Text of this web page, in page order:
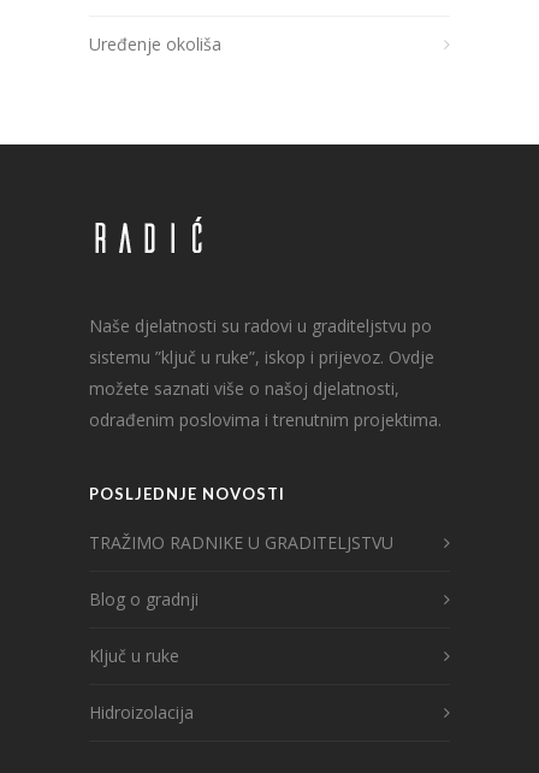
Uređenje okoliša
Naše djelatnosti su radovi u graditeljstvu po
sistemu ”ključ u ruke”, iskop i prijevoz. Ovdje
možete saznati više o našoj djelatnosti,
odrađenim poslovima i trenutnim projektima.
POSLJEDNJE NOVOSTI
TRAŽIMO RADNIKE U GRADITELJSTVU
Blog o gradnji
Ključ u ruke
Hidroizolacija